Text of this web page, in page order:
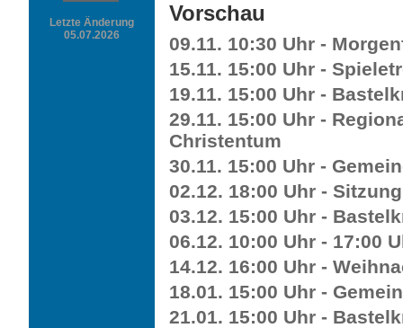
Letzte Änderung
05.07.2026
Vorschau
09.11. 10:30 Uhr -
15.11. 15:00 Uhr -
19.11. 15:00 Uhr -
29.11. 15:00 Uhr -
Christentum
30.11. 15:00 Uhr -
02.12. 18:00 Uhr -
03.12. 15:00 Uhr -
06.12. 10:00 Uhr - 17:00
14.12. 16:00 Uhr -
18.01. 15:00 Uhr -
21.01. 15:00 Uhr -